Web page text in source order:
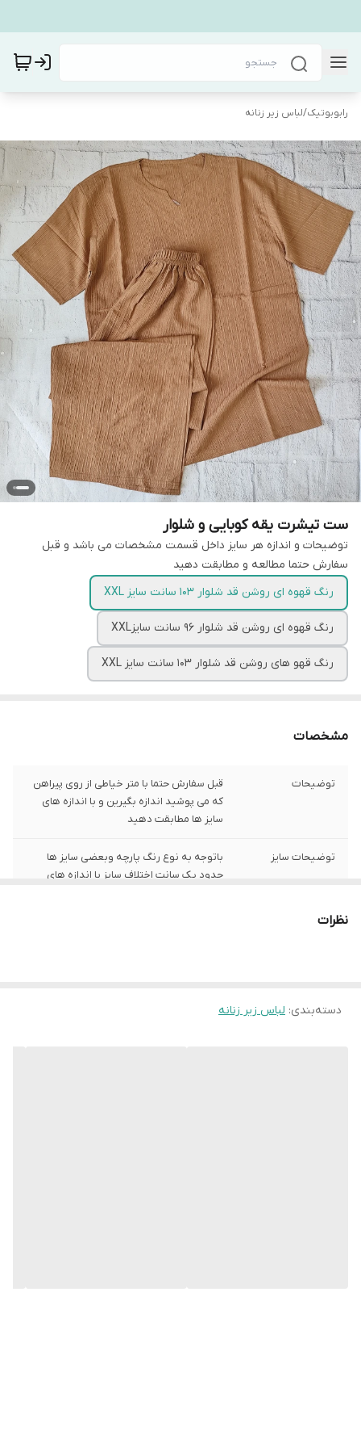
رابوبوتیک/لباس زیر زنانه
ست تیشرت یقه کوبایی و شلوار
توضیحات و اندازه هر سایز داخل قسمت مشخصات می باشد و قبل
سفارش حتما مطالعه و مطابقت دهید
رنگ قهوه ای روشن قد شلوار 103 سانت سایز XXL
رنگ قهوه ای روشن قد شلوار 96 سانت سایزXXL
رنگ قهو های روشن قد شلوار 103 سانت سایز XXL
مشخصات
توضیحات
قبل سفارش حتما با متر خیاطی از روی پیراهن
که می پوشید اندازه بگیرین و با اندازه های
سایز ها مطابقت دهید
توضیحات سایز
باتوجه به نوع رنگ پارچه وبعضی سایز ها
حدود یک سانت اختلاف سایز با اندازه های
توضیحات رنگ
نظرات
دسته‌بندی: لباس زیر زنانه